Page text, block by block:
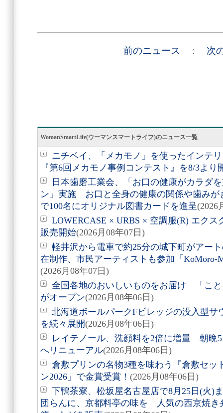
前のニュース : 次
WomanSmartLife(ウーマンスマートライフ)のニュース一覧
ニチベイ、「メカモノ」を使ったインテ
『第6回メカモノ事例コンテスト』を8/3より
日本歯磨工業会、「お口の健康がカラダ
ン」実施 お口と全身の健康の関係や歯みが
で100名にオリジナル図書カードを進呈(2026
LOWERCASE × URBS × 空調服(R) エク
販売開始(2026月08年07日)
軽井沢から電車で約25分の城下町がアー
在制作、市民アーティストも参加「KoMoro-
(2026月08年07日)
全国各地のおいしいものをお届け 「こ
がオープン(2026月08年06日)
北海道ボールパークFビレッジの没入型サ
を続々展開(2026月08年06日)
レイテノール、洗顔料を2倍に増量 朝晩
へリニューアル(2026月08年06日)
倉敷プリンの名物3種を味わう『倉敷セッ
ン2026」で金賞受賞！ (2026月08年06日)
下鴨茶寮、松坂屋名古屋店で8月25日(火)
団らんに、京都料亭の味を 人気の西京焼き